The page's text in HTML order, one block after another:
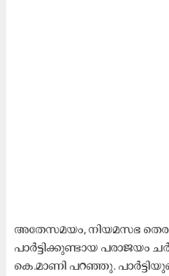
അതേസമയം, നിയമസഭ
പാർട്ടിക്കുണ്ടായ പരാജയം
കെ.മാണി പറഞ്ഞു.